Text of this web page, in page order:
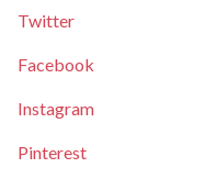
Twitter
Facebook
Instagram
Pinterest